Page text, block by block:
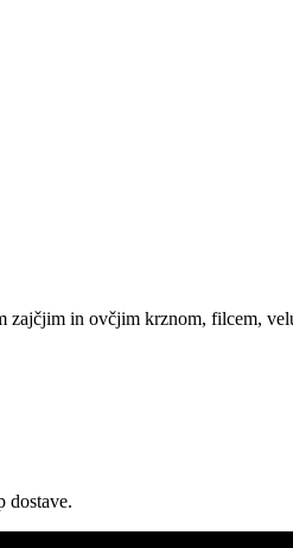
zajčjim in ovčjim krznom, filcem,
dostave.